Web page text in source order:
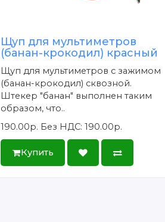
Щуп для мультиметров
(банан-крокодил) красный
Щуп для мультиметров с зажимом
(банан-крокодил) сквозной.
Штекер "банан" выполнен таким
образом, что..
190.00р. Без НДС: 190.00р.
Купить